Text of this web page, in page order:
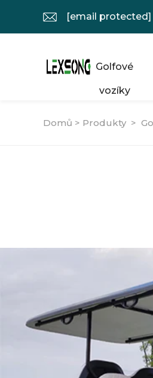
[email protected]
Golfové
vozíky
Domů > Produkty >